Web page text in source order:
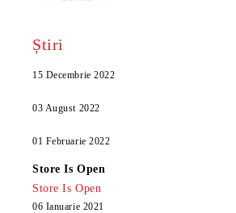
Știri
15 Decembrie 2022
03 August 2022
01 Februarie 2022
Store Is Open
Store Is Open
06 Ianuarie 2021